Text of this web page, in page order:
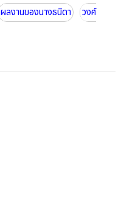
ผลงานของนางธนิดา
วงศ์